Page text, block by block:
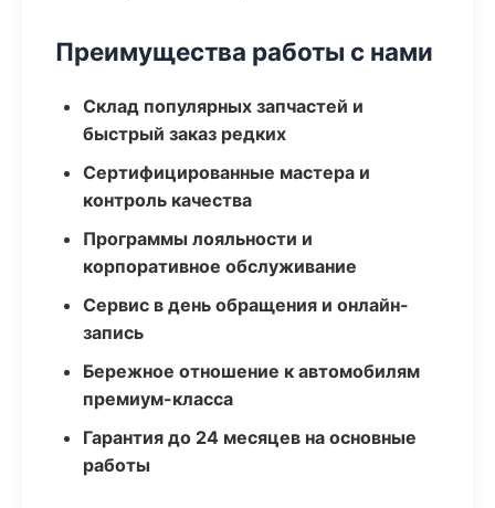
Преимущества работы с нами
Склад популярных запчастей и
быстрый заказ редких
Сертифицированные мастера и
контроль качества
Программы лояльности и
корпоративное обслуживание
Сервис в день обращения и онлайн-
запись
Бережное отношение к автомобилям
премиум-класса
Гарантия до 24 месяцев на основные
работы